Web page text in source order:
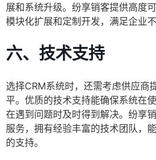
展和系统升级。纷享销客提供高度
模块化扩展和定制开发，满足企业不
六、技术支持
选择CRM系统时，还需考虑供应商
平。优质的技术支持能确保系统在
在遇到问题时及时得到解决。纷享
服务，拥有经验丰富的技术团队，
的支持。